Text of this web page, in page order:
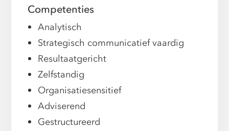
Competenties
Analytisch
Strategisch communicatief vaardig
Resultaatgericht
Zelfstandig
Organisatiesensitief
Adviserend
Gestructureerd